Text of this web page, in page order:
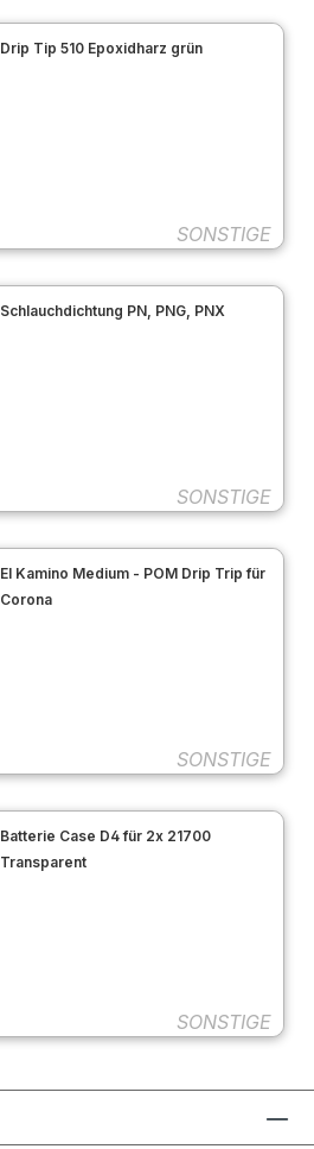
Drip Tip 510 Epoxidharz grün
SONSTIGE
Schlauchdichtung PN, PNG, PNX
SONSTIGE
El Kamino Medium - POM Drip Trip für
Corona
SONSTIGE
Batterie Case D4 für 2x 21700
Transparent
SONSTIGE